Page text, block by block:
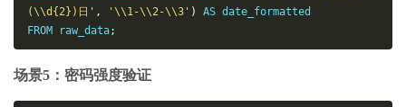
(\\d{2})日' , '\\1-\\2-\\3' )
AS date_formatted
FROM raw_data;
场景5：密码强度验证